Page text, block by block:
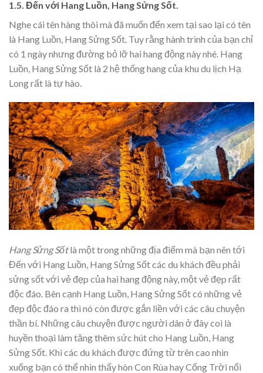
1.5. Đến với Hang Luồn, Hang Sửng Sốt.
Nghe cái tên hàng thôi mà đã muốn đến xem tại sao lại có tên
là Hang Luồn, Hang Sửng Sốt. Tuy rằng hành trình của bạn chỉ
có 1 ngày nhưng đường bỏ lỡ hai hang động này nhé. Hang
Luồn, Hang Sửng Sốt là 2 hệ thống hang của khu du lịch Hạ
Long rất là tự hào.
Hang Sửng Sốtlà một trong những địa điểm mà bạn nên tới
Đến với Hang Luồn, Hang Sửng Sốt các du khách đều phải
sửng sốt với vẻ đẹp của hai hang động này, một vẻ đẹp rất
độc đáo. Bên cạnh Hang Luồn, Hang Sửng Sốt có những vẻ
đẹp độc đáo ra thì nó còn được gắn liền với các câu chuyện
thần bí. Những câu chuyện được người dân ở đây coi là
huyền thoại làm tăng thêm sức hút cho Hang Luồn, Hang
Sửng Sốt. Khi các du khách được đứng từ trên cao nhìn
xuống bạn có thể nhìn thấy hòn Con Rùa hay Cổng Trời nổi